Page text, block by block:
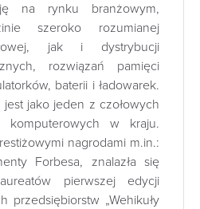
na rynku branżowym,
szeroko rozumianej
jak i dystrybucji
rozwiązań pamięci
baterii i ładowarek.
jako jeden z czołowych
komputerowych w kraju.
nagrodami m.in.:
Forbesa, znalazła się
pierwszej edycji
przedsiębiorstw „Wehikuły